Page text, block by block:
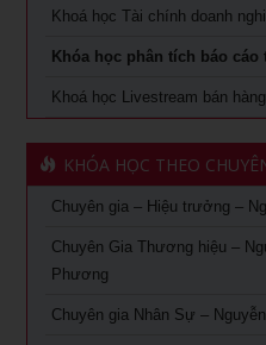
Khoá học quản lý con người
Khoá học Quản Trị Trải
Khoá học Livestream bán
phẩm
Khóa Học Quản Đốc Sản
Khóa Học Phong Thủy
Khóa học phong thủy cho
Khóa Học Giám Đốc Toàn
Khóa Học CEO – Giám Đốc
Khóa Học Giám Đốc Tài
Khóa học Giám Đốc Nhân Sự
Khoá học Tài chính doanh
Khóa học phân tích báo cáo
Khoá học Livestream bán
KHÓA HỌC THEO
Chuyên gia – Hiệu trưởng –
Chuyên Gia Thương hiệu –
Phương
Chuyên gia Nhân Sự –